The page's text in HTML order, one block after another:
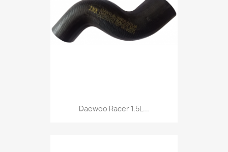
Daewoo Racer 1.5L...